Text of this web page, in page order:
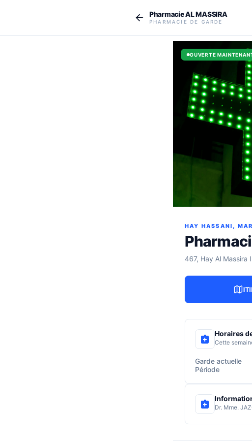
Pharmacie AL MASSIRA
PHARMACIE DE GARDE
OUVERTE
HAY HASSANI,
467, Hay Al Massira
Horaires
Cette
Garde actuelle
Période
Dr. Mme.